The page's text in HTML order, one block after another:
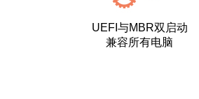
UEFI与MBR双启动
兼容所有电脑